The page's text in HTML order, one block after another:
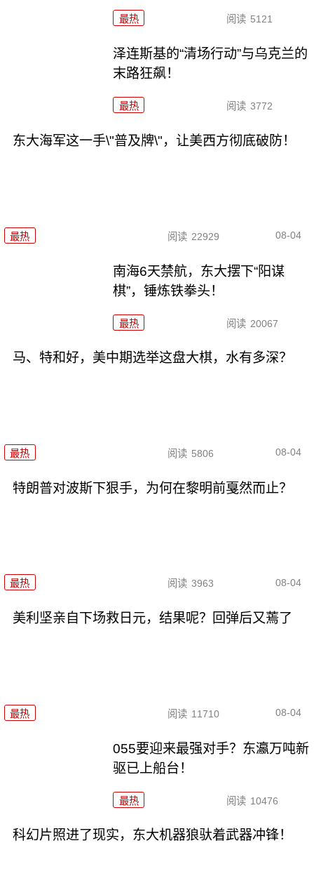
最热 阅读 5121
泽连斯基的“清场行动”与乌克兰的
末路狂飙！
最热 阅读 3772
东大海军这一手\"普及牌\"，让美西方彻底破防！
最热 阅读 22929 08-04
南海6天禁航，东大摆下“阳谋
棋”，锤炼铁拳头！
最热 阅读 20067
马、特和好，美中期选举这盘大棋，水有多深？
最热 阅读 5806 08-04
特朗普对波斯下狠手，为何在黎明前戛然而止？
最热 阅读 3963 08-04
美利坚亲自下场救日元，结果呢？回弹后又蔫了
最热 阅读 11710 08-04
055要迎来最强对手？东瀛万吨新
驱已上船台！
最热 阅读 10476
科幻片照进了现实，东大机器狼驮着武器冲锋！